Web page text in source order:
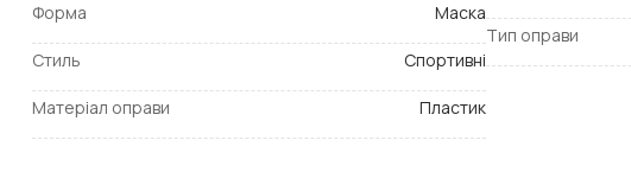
Форма Маска
Стиль Спортивні
Матеріал оправи Пластик
Тип оправи